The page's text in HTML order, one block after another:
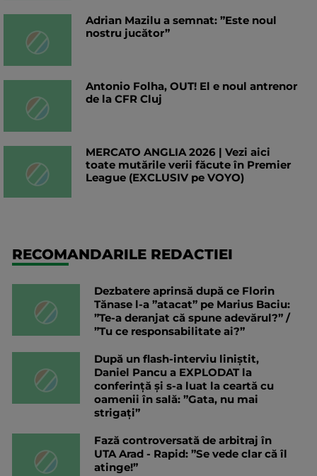
Adrian Mazilu a semnat: ”Este noul
nostru jucător”
Antonio Folha, OUT! El e noul antrenor
de la CFR Cluj
MERCATO ANGLIA 2026 | Vezi aici
toate mutările verii făcute în Premier
League (EXCLUSIV pe VOYO)
RECOMANDARILE REDACTIEI
Dezbatere aprinsă după ce Florin
Tănase l-a ”atacat” pe Marius Baciu:
”Te-a deranjat că spune adevărul?” /
”Tu ce responsabilitate ai?”
După un flash-interviu liniștit,
Daniel Pancu a EXPLODAT la
conferință și s-a luat la ceartă cu
oamenii în sală: ”Gata, nu mai
strigați”
Fază controversată de arbitraj în
UTA Arad - Rapid: ”Se vede clar că îl
atinge!”